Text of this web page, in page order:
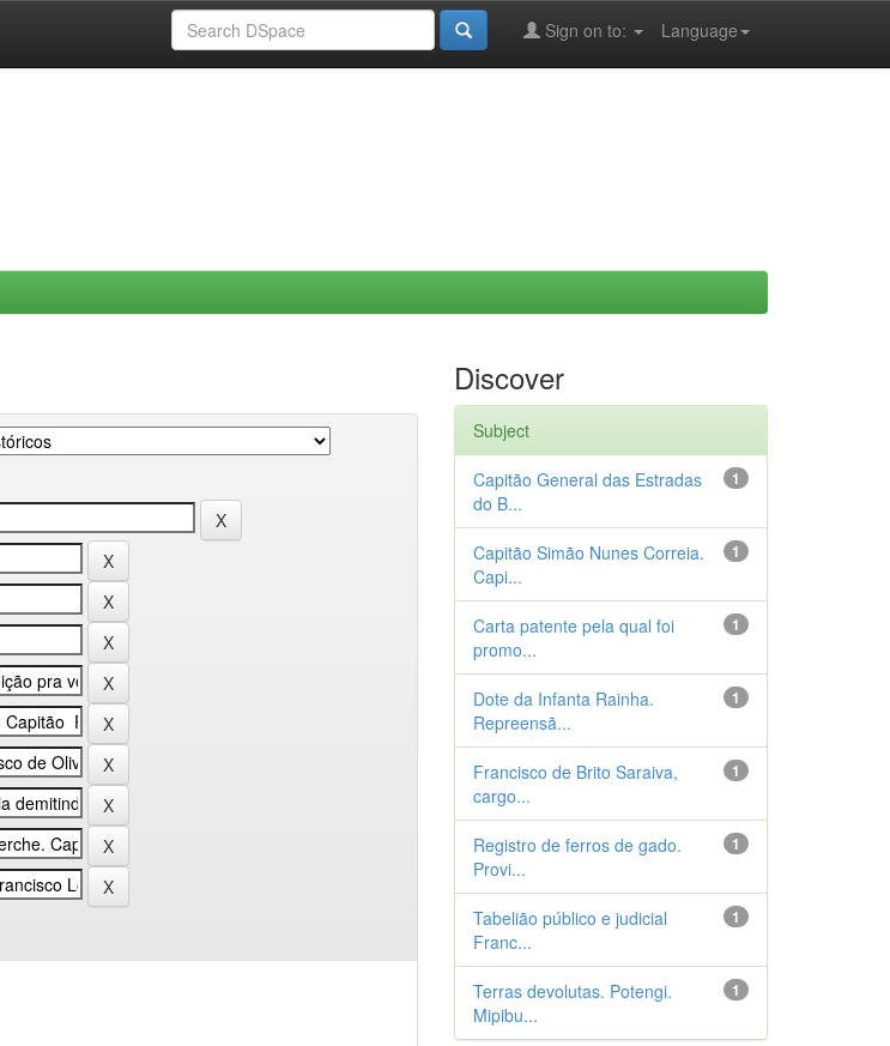
Language
Sign on to:
Discover
Subject
1
Capitão General das Estradas
do B...
1
Capitão Simão Nunes Correia.
Capi...
1
Carta patente pela qual foi
promo...
1
Dote da Infanta Rainha.
Repreensã...
1
Francisco de Brito Saraiva,
cargo...
1
Registro de ferros de gado.
Provi...
1
Tabelião público e judicial
Franc...
1
Terras devolutas. Potengi.
Mipibu...